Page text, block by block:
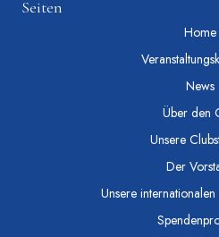
Seiten
Home
News
Über den
Unsere
Der
Unsere